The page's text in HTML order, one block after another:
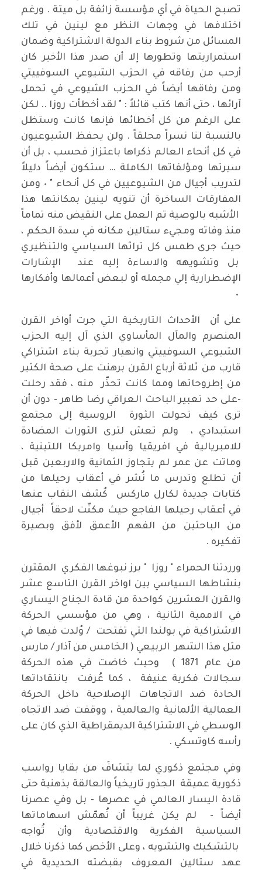
تصبح الحياة في أي مؤسسة زائفة بل ميتة . ورغم
اختلافها في وجهات النظر مع لينين في تلك
المسائل من شروط بناء الدولة الاشتراكية وضمان
استمراريتها وتطورها إلا أن صدر هذا الأخير كان
أرحب من رفاقه في الحزب الشيوعي السوفييتي
ومن رفاقها أيضاً في الحزب الشيوعي في تحمل
آرائها ، حتى أنها كتب قائلاً : " لقد أخطأت روزا .. لكن
على الرغم من كل أخطائها فإنها كانت وستظل
بالنسبة لنا نسراً محلقاً . ولن يحفظ الشيوعيون
في كل أنحاء العالم ذكراها باعتزاز فحسب ، بل أن
سيرتها ومؤلفاتها الكاملة … ستكون أيضاً دليلاً
لتدريب أجيال من الشيوعيين في كل أنحاء " ٠ ومن
المفارقات الساخرة أن تنويه لينين بمكانتها هذا
الأشبه بالوصية تم العمل على النقيض منه تماماً
منذ وفاته ومجيء ستالين مكانه في سدة الحكم ،
حيث جرى طمس كل تراثها السياسي والتنظيري
بل وتشويهه والاساءة إليه عند الإشارات
الإضطرارية إلي مجمله أو لبعض أعمالها وأفكارها
على أن الأحداث التاريخية التي جرت أواخر القرن
المنصرم والمآل المأساوي الذي آل إليه الحزب
الشيوعي السوفييتي وانهيار تجربة بناء اشتراكي
قارب من ثلاثة أرباع القرن برهنت على صحة الكثير
من إطروحاتها ومما كانت تحذّر منه ، فقد رحلت
-على حد تعبير الباحث العراقي رضا طاهر - دون أن
ترى كيف تحولت الثورة الروسية إلى مجتمع
استبدادي ، ولم تعش لترى الثورات المضادة
للامبريالية في افريقيا وآسيا وامريكا اللتينية ،
وماتت عن عمر لم يتجاوز الثمانية والاربعين قبل
أن تطلع وتدرس ما نُشر في أعقاب رحيلها من
كتابات جديدة لكارل ماركس كُشف النقاب عنها
في أعقاب رحيلها الفاجع حيث مكنّت لاحقاً أجيال
من الباحثين من الفهم الأعمق لأفق وبصيرة
تفكيره .
ورردتنا الحمراء " روزا " برز نبوغها الفكري المقترن
بنشاطها السياسي بين اواخر القرن التاسع عشر
والقرن العشرين كواحدة من قادة الجناح اليساري
في الاممية الثانية ، وهي من مؤسسي الحركة
الاشتراكية في بولندا التي تفتحت / وُلدت فيها في
مثل هذا الشهر الربيعي ( الخامس من آذار / مارس
من عام 1871 ) وحيث خاضت في هذه الحركة
سجالات فكرية عنيفة ، كما عُرفت بانتقاداتها
الحادة ضد الاتجاهات الإصلاحية داخل الحركة
العمالية الألمانية والعالمية ، ووقفت ضد الاتجاه
الوسطي في الاشتراكية الديمقراطية الذي كان على
رأسه كاوتسكي .
وفي مجتمع ذكوري لما يتشافَ من بقايا رواسب
ذكورية عميقة الجذور تاريخياً والعالقة بذهنية حتى
قادة اليسار العالمي في عصرها - بل وفي عصرنا
أيضاً - لم يكن غريباً أن تُهمّش اسهاماتها
السياسية الفكرية والاقتصادية وأن تُواجه
بالتشكيك والتشويه ، وعلى الأخص كما ذكرنا خلال
عهد ستالين المعروف بقبضته الحديدية في